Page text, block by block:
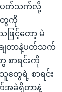
နဲ့ ပတ်သက်လို့
ေကို
ြင့်တော့ မဲ
ျတာနဲ့ပတ်သက်
စာရင်းကို
သူတွေရဲ့ စာရင်း
အခဲရှိတာနဲ့